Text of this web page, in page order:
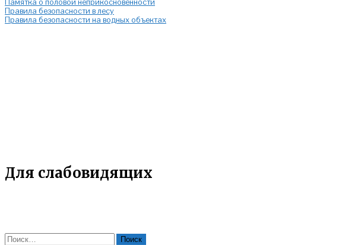
Памятка о половой неприкосновенности
Правила безопасности в лесу
Правила безопасности на водных объектах
Для слабовидящих
Найти: